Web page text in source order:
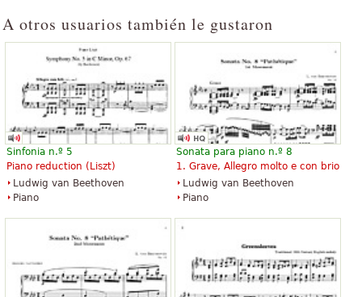
A otros usuarios también le gustaron
Sinfonia n.º 5
Piano reduction (Liszt)
Ludwig van Beethoven
Piano
Sonata para piano n.º 8
1. Grave, Allegro molto e con brio
Ludwig van Beethoven
Piano